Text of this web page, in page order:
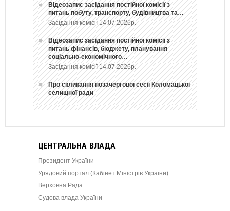
Відеозапис засідання постійної комісії з
питань побуту, транспорту, будівництва та…
Засідання комісії 14.07.2026р.
Відеозапис засідання постійної комісії з
питань фінансів, бюджету, планування
соціально-економічного…
Засідання комісії 14.07.2026р.
Про скликання позачергової сесії Коломацької
селищної ради
ЦЕНТРАЛЬНА ВЛАДА
Президент України
Урядовий портал (Кабінет Міністрів України)
Верховна Рада
Судова влада України